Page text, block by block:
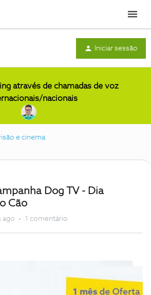
Menu
Iniciar sessão
através de chamadas de voz
nacionais
e cinema
Dog TV - Dia
Cão
ago 1 comentário